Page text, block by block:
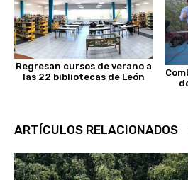
Regresan cursos de verano a
las 22 bibliotecas de León
ARTÍCULOS RELACIONADOS